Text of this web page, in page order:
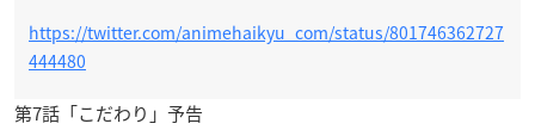
https://twitter.com/animehaikyu_com/status/801746362727
444480
第7話「こだわり」予告